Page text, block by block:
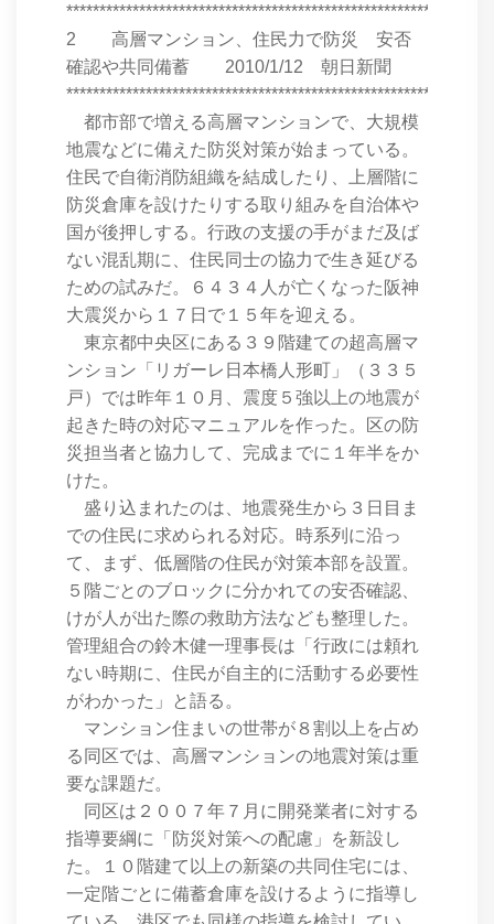
2 高層マンション、住民力で防災 安否
確認や共同備蓄 2010/1/12 朝日新聞
都市部で増える高層マンションで、大規模
地震などに備えた防災対策が始まっている。
住民で自衛消防組織を結成したり、上層階に
防災倉庫を設けたりする取り組みを自治体や
国が後押しする。行政の支援の手がまだ及ば
ない混乱期に、住民同士の協力で生き延びる
ための試みだ。６４３４人が亡くなった阪神
大震災から１７日で１５年を迎える。
東京都中央区にある３９階建ての超高層マ
ンション「リガーレ日本橋人形町」（３３５
戸）では昨年１０月、震度５強以上の地震が
起きた時の対応マニュアルを作った。区の防
災担当者と協力して、完成までに１年半をか
けた。
盛り込まれたのは、地震発生から３日目ま
での住民に求められる対応。時系列に沿っ
て、まず、低層階の住民が対策本部を設置。
５階ごとのブロックに分かれての安否確認、
けが人が出た際の救助方法なども整理した。
管理組合の鈴木健一理事長は「行政には頼れ
ない時期に、住民が自主的に活動する必要性
がわかった」と語る。
マンション住まいの世帯が８割以上を占め
る同区では、高層マンションの地震対策は重
要な課題だ。
同区は２００７年７月に開発業者に対する
指導要綱に「防災対策への配慮」を新設し
た。１０階建て以上の新築の共同住宅には、
一定階ごとに備蓄倉庫を設けるように指導し